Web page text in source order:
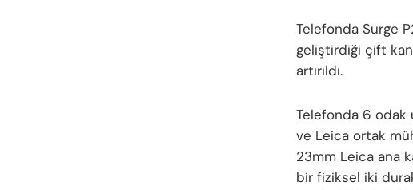
Telefonda Surge
geliştirdiği çift
artırıldı.
Telefonda 6 odak
ve Leica ortak
23mm Leica ana
bir fiziksel iki